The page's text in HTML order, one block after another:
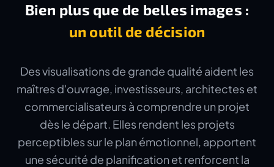
Bien plus que de belles images :
un outil de décision
Des visualisations de grande qualité aident les
maîtres d'ouvrage, investisseurs, architectes et
commercialisateurs à comprendre un projet
dès le départ. Elles rendent les projets
perceptibles sur le plan émotionnel, apportent
une sécurité de planification et renforcent la